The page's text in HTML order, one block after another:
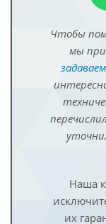
Чтобы
мы
Наша
их